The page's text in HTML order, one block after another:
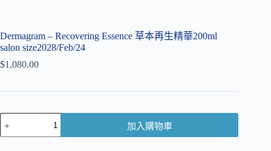
Dermagram – Recovering Essence 草本再生精華200ml
salon size2028/Feb/24
$1,080.00
加入購物車